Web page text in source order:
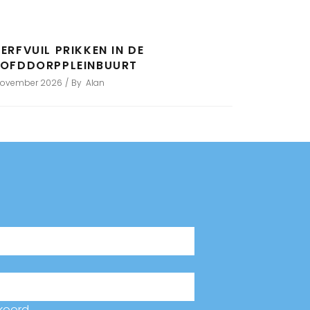
PRIKKEN IN DE
2026 By Alan